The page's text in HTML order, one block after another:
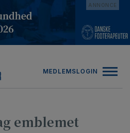
ANNONCE
MEDLEMSLOGIN
emblemet